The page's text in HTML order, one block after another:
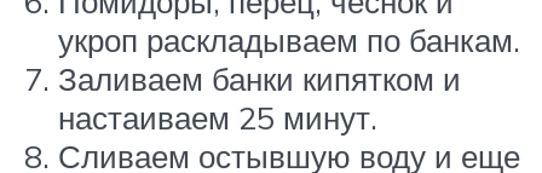
укроп раскладываем по банкам.
Заливаем банки кипятком и
настаиваем 25 минут.
Сливаем остывшую воду и еще